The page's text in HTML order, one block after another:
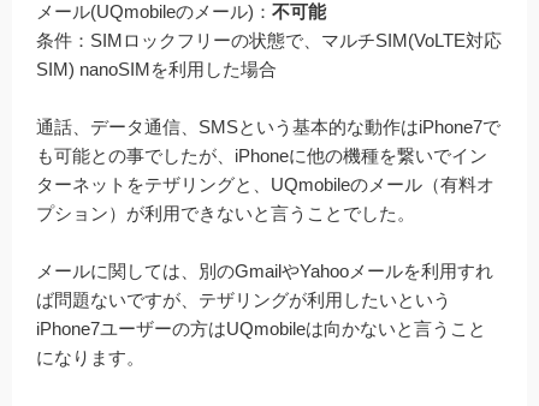
メール(UQmobileのメール)： 不可能
条件：SIMロックフリーの状態で、マルチSIM(VoLTE対応
SIM) nanoSIMを利用した場合
通話、データ通信、SMSという基本的な動作はiPhone7で
も可能との事でしたが、iPhoneに他の機種を繋いでイン
ターネットをテザリングと、UQmobileのメール（有料オ
プション）が利用できないと言うことでした。
メールに関しては、別のGmailやYahooメールを利用すれ
ば問題ないですが、テザリングが利用したいという
iPhone7ユーザーの方はUQmobileは向かないと言うこと
になります。